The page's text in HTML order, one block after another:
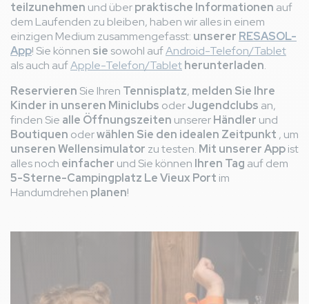
teilzunehmen und überpraktische Informationen auf
dem Laufenden zu bleiben, haben wir alles in einem
einzigen Medium zusammengefasst: unserer RESASOL-
App! Sie können sie sowohl aufAndroid-Telefon/Tablet
als auch aufApple-Telefon/Tabletherunterladen.
Reservieren Sie Ihren Tennisplatz, melden Sie Ihre
Kinder in unseren Miniclubs oderJugendclubs an,
finden Sie alle Öffnungszeiten unsererHändler und
Boutiquen oderwählen Sie den idealen Zeitpunkt , um
unseren Wellensimulator zu testen. Mit unserer Appist
alles noch einfacher und Sie können Ihren Tag auf dem
5-Sterne-Campingplatz Le Vieux Port im
Handumdrehen planen!